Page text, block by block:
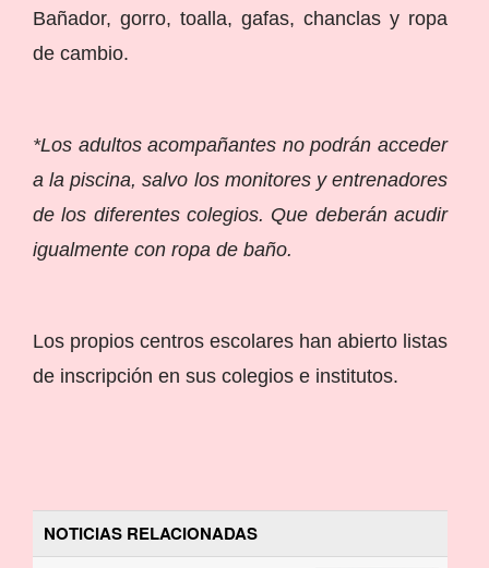
Bañador, gorro, toalla, gafas, chanclas y ropa
de cambio.
*Los adultos acompañantes no podrán acceder
a la piscina, salvo los monitores y entrenadores
de los diferentes colegios. Que deberán acudir
igualmente con ropa de baño.
Los propios centros escolares han abierto listas
de inscripción en sus colegios e institutos.
NOTICIAS RELACIONADAS